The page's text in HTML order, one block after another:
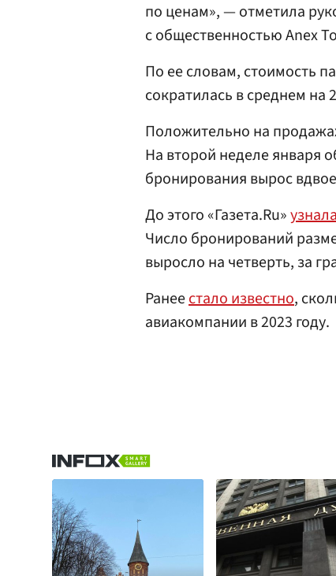
по ценам», — отметила
с общественностью Anex
По ее словам, стоимость
сократилась в среднем на
Положительно на
На второй неделе января
бронирования вырос
До этого «Газета.Ru»
Число бронирований
выросло на четверть, за
Ранеестало известно,
авиакомпании в 2023 году.